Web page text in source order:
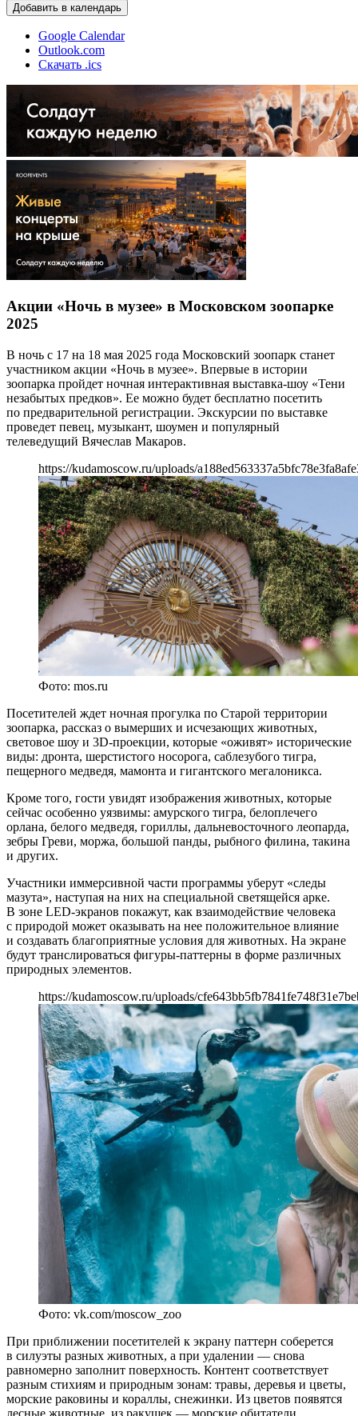
Добавить в календарь
Google Calendar
Outlook.com
Скачать .ics
Акции «Ночь в музее» в Московском зоопарке
2025
В ночь с 17 на 18 мая 2025 года Московский зоопарк станет
участником акции «Ночь в музее». Впервые в истории
зоопарка пройдет ночная интерактивная выставка-шоу «Тени
незабытых предков». Ее можно будет бесплатно посетить
по предварительной регистрации. Экскурсии по выставке
проведет певец, музыкант, шоумен и популярный
телеведущий Вячеслав Макаров.
https://kudamoscow.ru/uploads/
Фото: mos.ru
Посетителей ждет ночная прогулка по Старой территории
зоопарка, рассказ о вымерших и исчезающих животных,
световое шоу и 3D-проекции, которые «оживят» исторические
виды: дронта, шерстистого носорога, саблезубого тигра,
пещерного медведя, мамонта и гигантского мегалоникса.
Кроме того, гости увидят изображения животных, которые
сейчас особенно уязвимы: амурского тигра, белоплечего
орлана, белого медведя, гориллы, дальневосточного леопарда,
зебры Греви, моржа, большой панды, рыбного филина, такина
и других.
Участники иммерсивной части программы уберут «следы
мазута», наступая на них на специальной светящейся арке.
В зоне LED-экранов покажут, как взаимодействие человека
с природой может оказывать на нее положительное влияние
и создавать благоприятные условия для животных. На экране
будут транслироваться фигуры-паттерны в форме различных
природных элементов.
https://kudamoscow.ru/uploads/
Фото: vk.com/moscow_zoo
При приближении посетителей к экрану паттерн соберется
в силуэты разных животных, а при удалении — снова
равномерно заполнит поверхность. Контент соответствует
разным стихиям и природным зонам: травы, деревья и цветы,
морские раковины и кораллы, снежинки. Из цветов появятся
лесные животные, из ракушек — морские обитатели,